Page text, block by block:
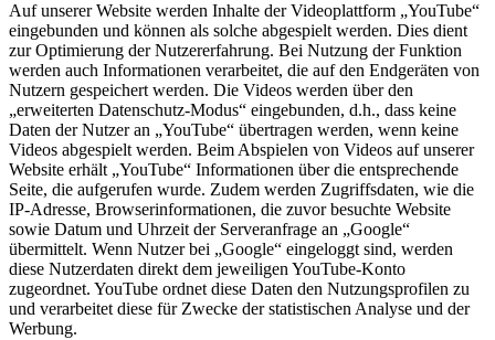
Auf unserer Website werden Inhalte der Videoplattform „YouTube“
eingebunden und können als solche abgespielt werden. Dies dient
zur Optimierung der Nutzererfahrung. Bei Nutzung der Funktion
werden auch Informationen verarbeitet, die auf den Endgeräten von
Nutzern gespeichert werden. Die Videos werden über den
„erweiterten Datenschutz-Modus“ eingebunden, d.h., dass keine
Daten der Nutzer an „YouTube“ übertragen werden, wenn keine
Videos abgespielt werden. Beim Abspielen von Videos auf unserer
Website erhält „YouTube“ Informationen über die entsprechende
Seite, die aufgerufen wurde. Zudem werden Zugriffsdaten, wie die
IP-Adresse, Browserinformationen, die zuvor besuchte Website
sowie Datum und Uhrzeit der Serveranfrage an „Google“
übermittelt. Wenn Nutzer bei „Google“ eingeloggt sind, werden
diese Nutzerdaten direkt dem jeweiligen YouTube-Konto
zugeordnet. YouTube ordnet diese Daten den Nutzungsprofilen zu
und verarbeitet diese für Zwecke der statistischen Analyse und der
Werbung.